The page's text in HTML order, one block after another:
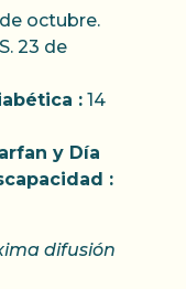
de octubre.
23 de
: 14
y Día
:
difusión